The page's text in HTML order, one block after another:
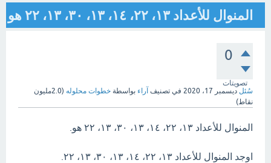
المنوال للأعداد ١٣، ٢٢، ١٤، ١٣، ٣٠، ١٣، ٢٢ هو
0
تصويتات
سُئل ديسمبر 17، 2020 في تصنيف آراء بواسطة خطوات محلوله (2.0مليون
نقاط)
المنوال للأعداد ١٣، ٢٢، ١٤، ١٣، ٣٠، ١٣، ٢٢ هو.
اوجد المنوال للأعداد ١٣، ٢٢، ١٤، ١٣، ٣٠، ١٣، ٢٢.